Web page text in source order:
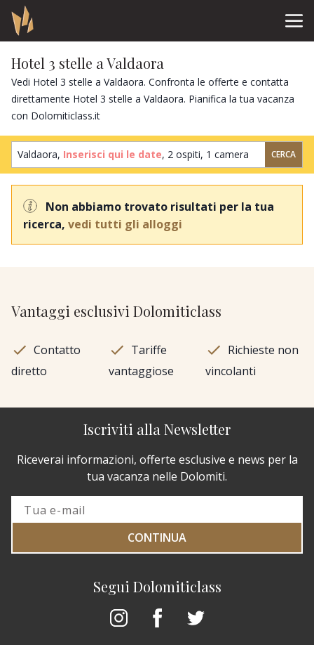
Hotel 3 stelle a Valdaora
Vedi Hotel 3 stelle a Valdaora. Confronta le offerte e contatta
direttamente Hotel 3 stelle a Valdaora. Pianifica la tua vacanza
con Dolomiticlass.it
Valdaora, Inserisci qui le date, 2 ospiti, 1 camera CERCA
Non abbiamo trovato risultati per la tua
ricerca, vedi tutti gli alloggi
Vantaggi esclusivi Dolomiticlass
Contatto
diretto
Tariffe
vantaggiose
Richieste non
vincolanti
Segui Dolomiticlass
Iscriviti alla Newsletter
Riceverai informazioni, offerte esclusive e news per la
tua vacanza nelle Dolomiti.
CONTINUA